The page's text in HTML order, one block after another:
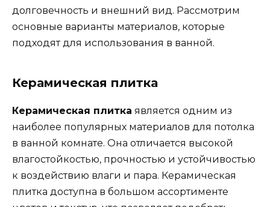
долговечность и внешний вид. Рассмотрим
основные варианты материалов, которые
подходят для использования в ванной.
Керамическая плитка
Керамическая плитка является одним из
наиболее популярных материалов для потолка
в ванной комнате. Она отличается высокой
влагостойкостью, прочностью и устойчивостью
к воздействию влаги и пара. Керамическая
плитка доступна в большом ассортименте